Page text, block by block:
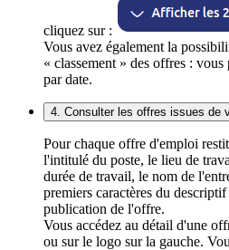
cliquez sur :
Vous avez également la
« classement » des offres :
par date.
4. Consulter les offres issues de
Pour chaque offre d'emploi
l'intitulé du poste, le lieu de
durée de travail, le nom de
premiers caractères du
publication de l'offre.
Vous accédez au détail d'une
ou sur le logo sur la gauche.